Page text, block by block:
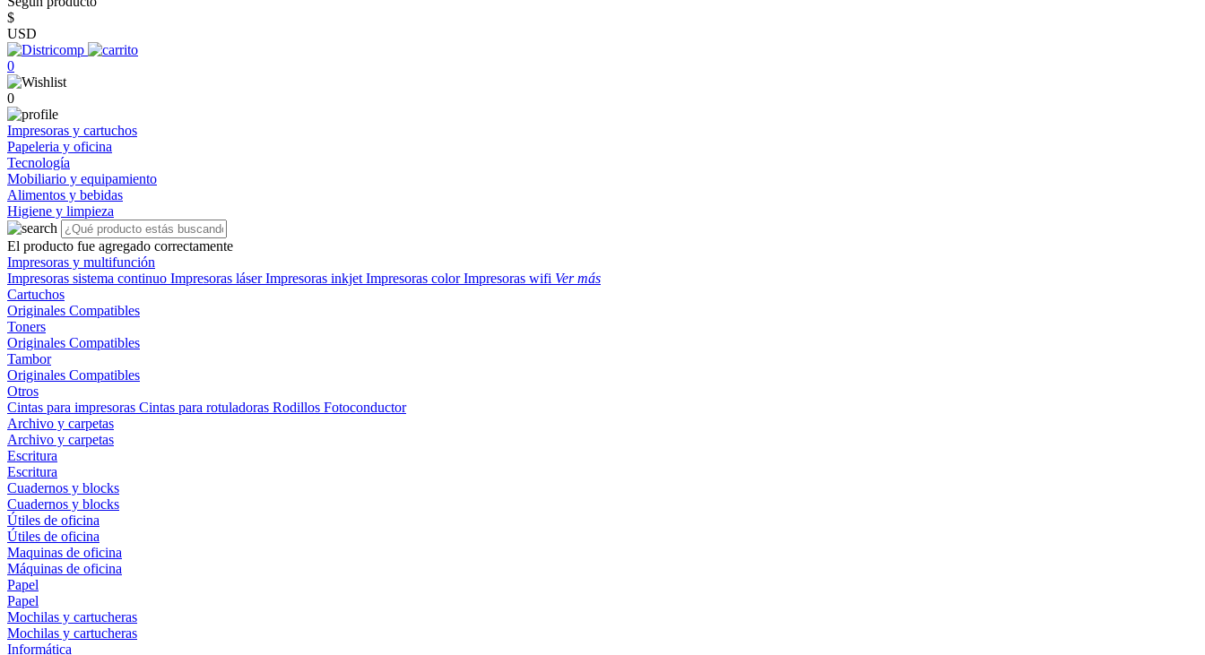
$
USD
0
0
Impresoras y cartuchos
Papeleria y oficina
Tecnología
Mobiliario y equipamiento
Alimentos y bebidas
Higiene y limpieza
El producto fue agregado correctamente
Impresoras y multifunción
Impresoras sistema continuo Impresoras láserImpresoras inkjet Impresoras colorImpresoras wifi Ver más
Cartuchos
Originales Compatibles
Toners
Originales Compatibles
Tambor
Originales Compatibles
Otros
Cintas para impresoras Cintas para rotuladoras Rodillos Fotoconductor
Archivo y carpetas
Archivo y carpetas
Escritura
Escritura
Cuadernos y blocks
Cuadernos y blocks
Útiles de oficina
Útiles de oficina
Maquinas de oficina
Máquinas de oficina
Papel
Papel
Mochilas y cartucheras
Mochilas y cartucheras
Informática